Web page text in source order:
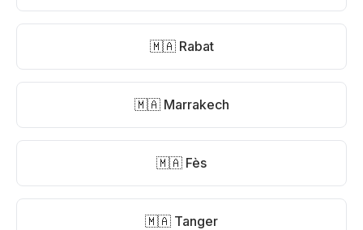
🇲🇦 Rabat
🇲🇦 Marrakech
🇲🇦 Fès
🇲🇦 Tanger